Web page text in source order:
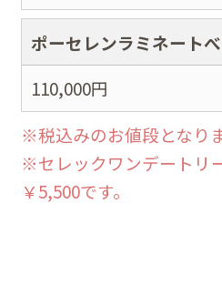
ポーセレンラミネート
110,000円
※税込みのお値段となりま
※セレックワンデートリ
￥5,500です。